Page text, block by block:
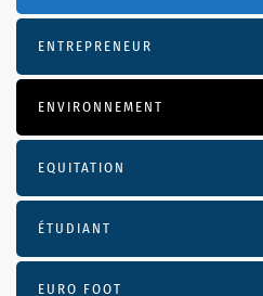
ENTREPRENEUR
ENVIRONNEMENT
EQUITATION
ÉTUDIANT
EURO FOOT